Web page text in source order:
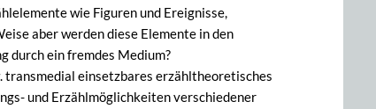
wie Figuren und Ereignisse,
aber werden diese Elemente in den
durch ein fremdes Medium?
einsetzbares erzähltheoretisches
und Erzählmöglichkeiten verschiedener